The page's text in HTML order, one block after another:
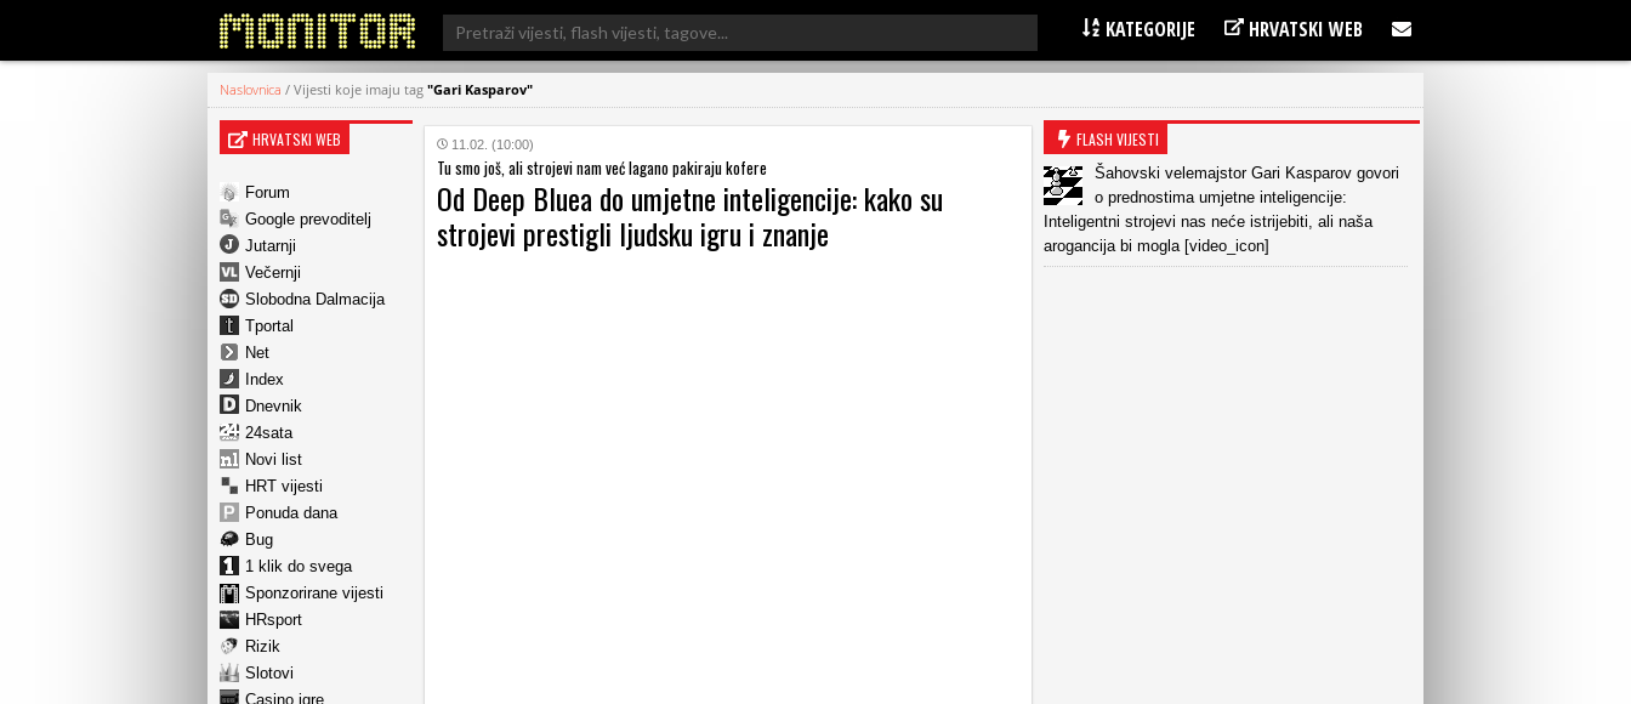
Search
for:
KATEGORIJE HRVATSKI WEB
Naslovnica / Vijesti koje imaju tag "Gari Kasparov"
HRVATSKI WEB
Forum
Google prevoditelj
Jutarnji
Večernji
Slobodna Dalmacija
Tportal
Net
Index
Dnevnik
24sata
Novi list
HRT vijesti
Ponuda dana
Bug
1 klik do svega
Sponzorirane vijesti
HRsport
Rizik
Slotovi
Casino igre
11.02. (10:00)
Tu smo još, ali strojevi nam već lagano pakiraju kofere
Od Deep Bluea do umjetne inteligencije: kako su
strojevi prestigli ljudsku igru i znanje
FLASH VIJESTI
Šahovski velemajstor Gari Kasparov govori
o prednostima umjetne inteligencije:
Inteligentni strojevi nas neće istrijebiti, ali naša
arogancija bi mogla [video_icon]